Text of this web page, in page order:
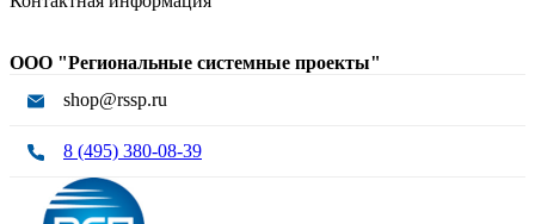
ООО "Региональные системные проекты"
shop@rssp.ru
8 (495) 380-08-39